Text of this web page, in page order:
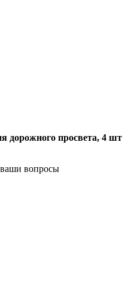
дорожного просвета, 4 шт
вопросы